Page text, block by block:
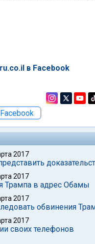
в Facebook
Facebook
2017
2017
Трампа в адрес Обамы
2017
обвинения
2017
своих телефонов